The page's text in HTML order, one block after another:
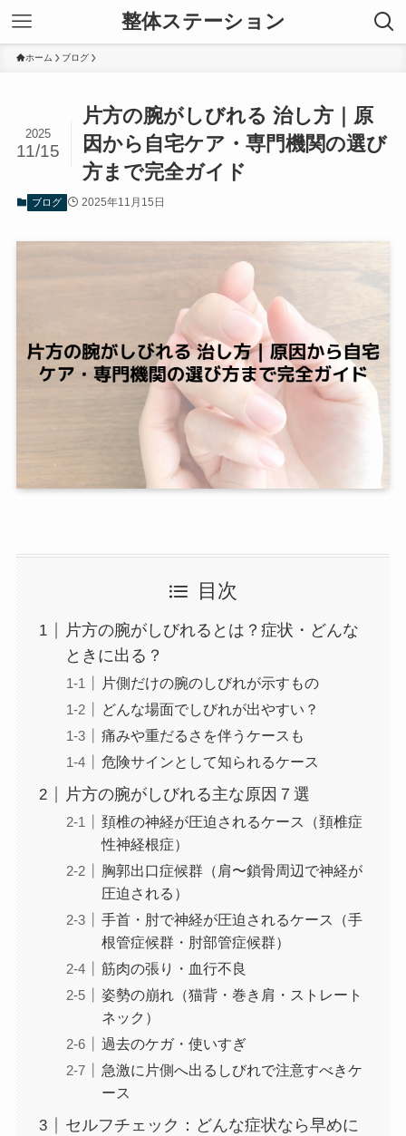
整体ステーション
ホーム ブログ
片方の腕がしびれる 治し方｜原
因から自宅ケア・専門機関の選び
方まで完全ガイド
2025
11/15
ブログ 2025年11月15日
目次
片方の腕がしびれるとは？症状・どんな
ときに出る？
片側だけの腕のしびれが示すもの
どんな場面でしびれが出やすい？
痛みや重だるさを伴うケースも
危険サインとして知られるケース
片方の腕がしびれる主な原因７選
頚椎の神経が圧迫されるケース（頚椎症
性神経根症）
胸郭出口症候群（肩〜鎖骨周辺で神経が
圧迫される）
手首・肘で神経が圧迫されるケース（手
根管症候群・肘部管症候群）
筋肉の張り・血行不良
姿勢の崩れ（猫背・巻き肩・ストレート
ネック）
過去のケガ・使いすぎ
急激に片側へ出るしびれで注意すべきケ
ース
セルフチェック：どんな症状なら早めに